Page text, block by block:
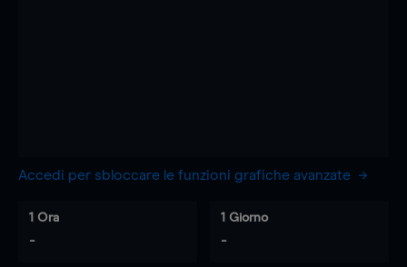
Accedi per sbloccare le funzioni grafiche avanzate
1 Ora
-
1 Giorno
-